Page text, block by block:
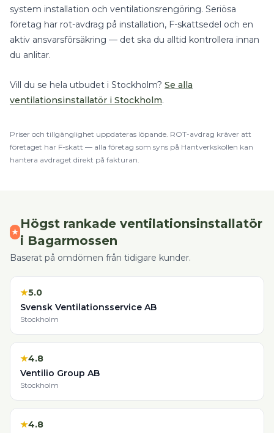
system installation och ventilationsrengöring. Seriösa
företag har rot-avdrag på installation, F-skattsedel och en
aktiv ansvarsförsäkring — det ska du alltid kontrollera innan
du anlitar.
Vill du se hela utbudet i Stockholm? Se alla
ventilationsinstallatör i Stockholm.
Priser och tillgänglighet uppdateras löpande. ROT-avdrag kräver att
företaget har F-skatt — alla företag som syns på Hantverkskollen kan
hantera avdraget direkt på fakturan.
★
Högst rankadeventilationsinstallatör
i Bagarmossen
Baserat på omdömen från tidigare kunder.
★5.0
Svensk Ventilationsservice AB
Stockholm
★4.8
Ventilio Group AB
Stockholm
★4.8